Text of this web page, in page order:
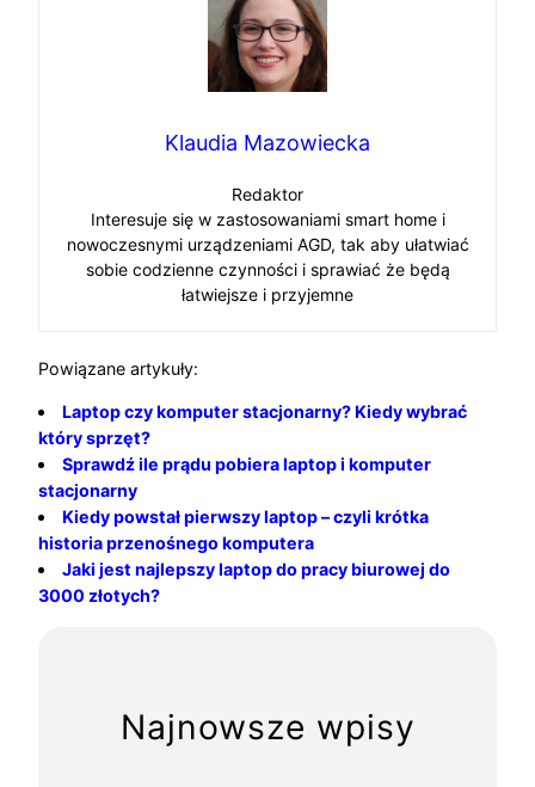
Klaudia Mazowiecka
Redaktor
Interesuje się w zastosowaniami smart home i
nowoczesnymi urządzeniami AGD, tak aby ułatwiać
sobie codzienne czynności i sprawiać że będą
łatwiejsze i przyjemne
Powiązane artykuły:
Laptop czy komputer stacjonarny? Kiedy wybrać
który sprzęt?
Sprawdź ile prądu pobiera laptop i komputer
stacjonarny
Kiedy powstał pierwszy laptop – czyli krótka
historia przenośnego komputera
Jaki jest najlepszy laptop do pracy biurowej do
3000 złotych?
Najnowsze wpisy